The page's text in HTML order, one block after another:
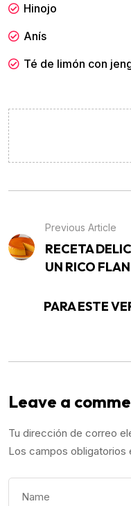
Hinojo
Anís
Té de limón con
Previous Article
RECETA
UN RICO
PARA ESTE
Leave a
Tu dirección de correo
Los campos obligatorios